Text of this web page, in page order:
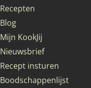
Recepten
Blog
Mijn KookJij
Nieuwsbrief
Recept insturen
Boodschappenlijst